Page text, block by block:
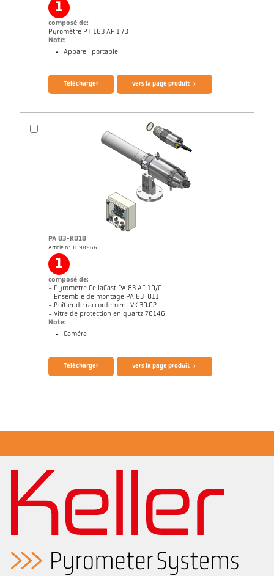
1
composé de:
Pyromètre PT 183 AF 1 /D
Note:
Appareil portable
Brochure CellaCast PA83 PT183 Questionnaire thermomètres infrarouges
Télécharger vers la page produit
PA 83-K018
Article n°: 1098966
1
composé de:
- Pyromètre CellaCast PA 83 AF 10/C
- Ensemble de montage PA 83-011
- Boîtier de raccordement VK 30.02
- Vitre de protection en quartz 70146
Note:
Caméra
Brochure CellaCast PA83 PT183
Télécharger vers la page produit